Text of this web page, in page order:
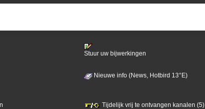
Stuur uw bijwerkingen
Nieuwe info (News, Hotbird 13°E)
Tijdelijk vrij te ontvangen kanalen (5)